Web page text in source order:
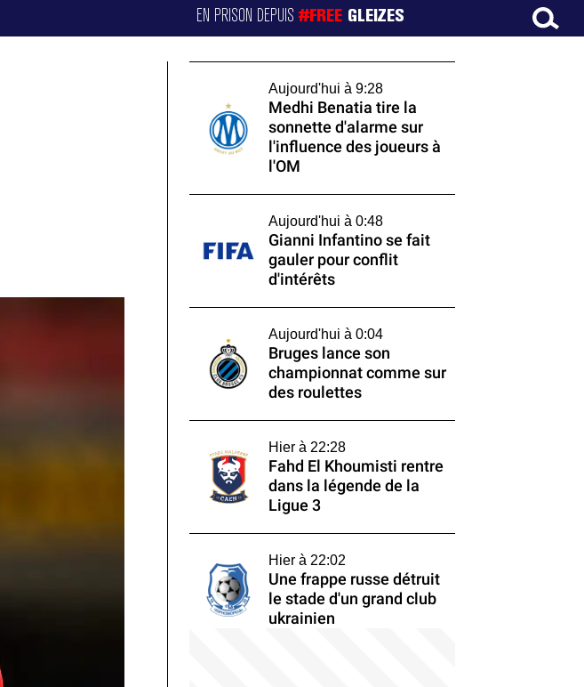
EN PRISON DEPUIS#FREE GLEIZES
Aujourd'hui à 9:28
Medhi Benatia tire la
sonnette d'alarme sur
l'influence des joueurs à
l'OM
Aujourd'hui à 0:48
Gianni Infantino se fait
gauler pour conflit
d'intérêts
Aujourd'hui à 0:04
Bruges lance son
championnat comme sur
des roulettes
Hier à 22:28
Fahd El Khoumisti rentre
dans la légende de la
Ligue 3
Hier à 22:02
Une frappe russe détruit
le stade d'un grand club
ukrainien